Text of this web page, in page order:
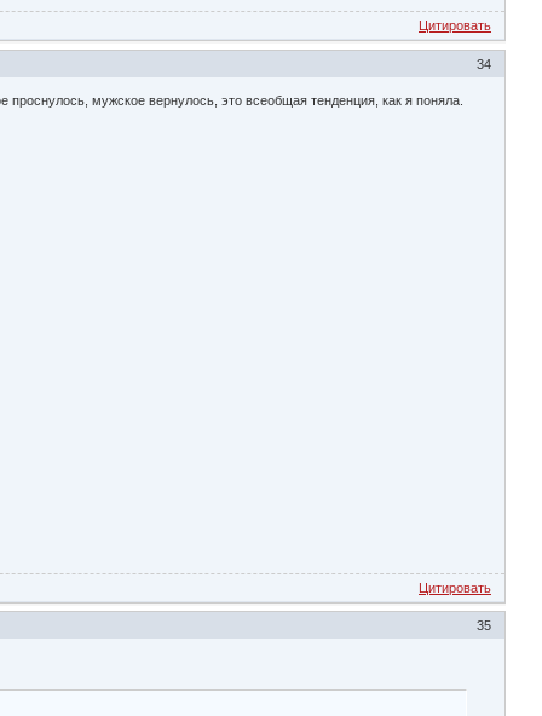
Цитировать
34
проснулось, мужское вернулось, это всеобщая тенденция, как я поняла.
Цитировать
35